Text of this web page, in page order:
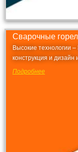
Сварочные
Высокие технологии
конструкция и
Подробнее